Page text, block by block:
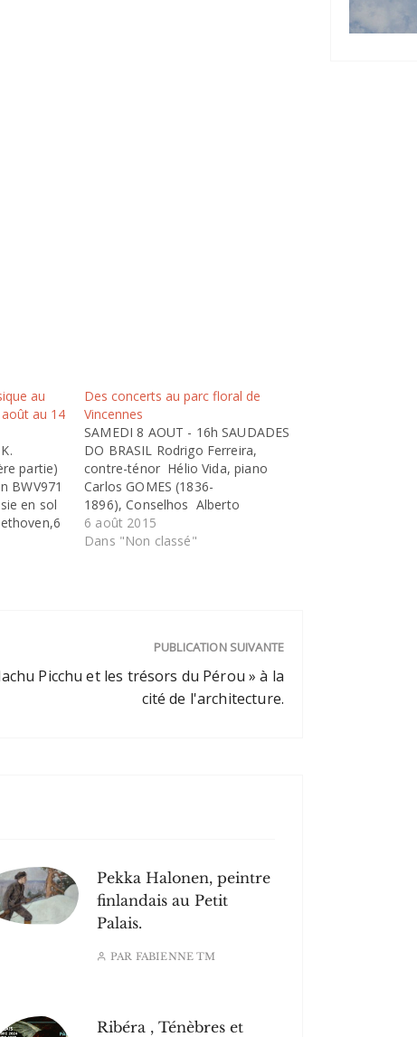
au
au 14
partie)
BWV971
en sol
Des concerts au parc floral de
Vincennes
SAMEDI 8 AOUT - 16h SAUDADES
DO BRASIL Rodrigo Ferreira,
contre-ténor Hélio Vida, piano
Carlos GOMES (1836-
1896), Conselhos Alberto
NEPOMUCENO (1864-
1920), Trovas Lorenzo
SANTORO (1919-1989), Canções
do Amor (Mélodies d´amour),
Ouve o Silêncio, Pregão da
Saudade, Acalanto da Rosa, A
6 août 2015
Dans "Non classé"
PUBLICATION SUIVANTE
Picchu et les trésors du Pérou » à la
cité de l'architecture.
Pekka Halonen, peintre
finlandais au Petit
Palais.
PAR FABIENNE TM
Ribéra , Ténèbres et